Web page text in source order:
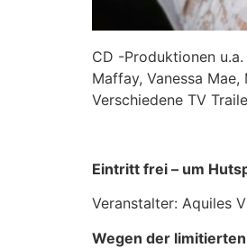
CD -Produktionen
Maffay, Vanessa
Verschiedene TV
Eintritt frei – um
Veranstalter: Aquiles
Wegen der